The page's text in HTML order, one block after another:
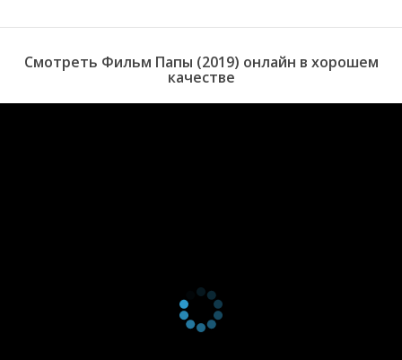
Смотреть Фильм Папы (2019) онлайн в хорошем
качестве